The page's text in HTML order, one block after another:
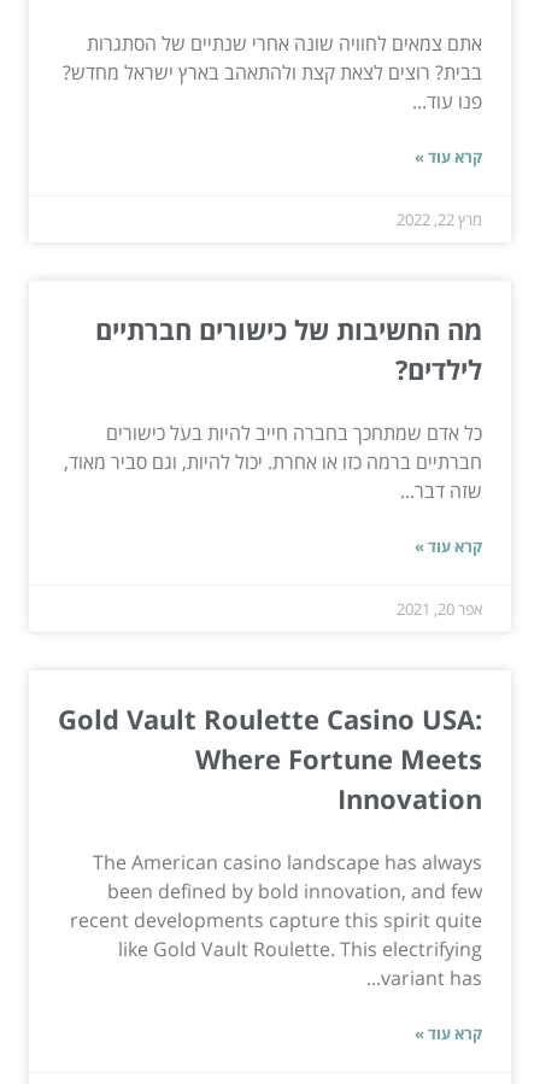
אתם צמאים לחוויה שונה אחרי שנתיים של הסתגרות
בבית? רוצים לצאת קצת ולהתאהב בארץ ישראל מחדש?
פנו עוד...
קרא עוד »
מרץ 22, 2022
מה החשיבות של כישורים חברתיים
לילדים?
כל אדם שמתחכך בחברה חייב להיות בעל כישורים
חברתיים ברמה כזו או אחרת. יכול להיות, וגם סביר מאוד,
שזה דבר...
קרא עוד »
אפר 20, 2021
Gold Vault Roulette Casino USA:
Where Fortune Meets
Innovation
The American casino landscape has always
been defined by bold innovation, and few
recent developments capture this spirit quite
like Gold Vault Roulette. This electrifying
variant has...
קרא עוד »